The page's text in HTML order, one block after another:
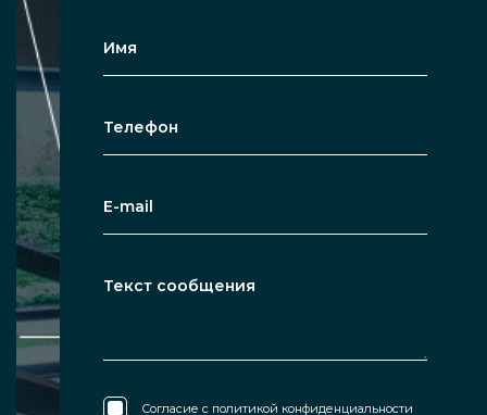
Согласие с политикой конфиденциальности